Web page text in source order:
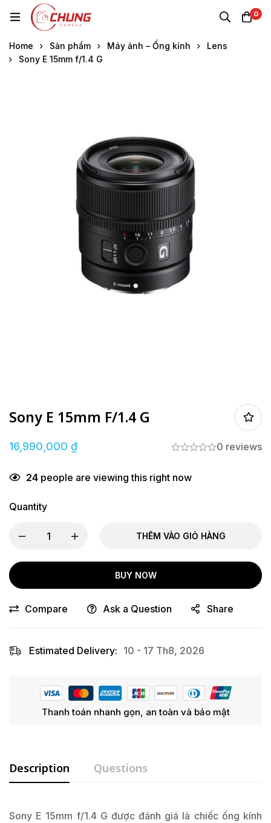
0
Home Sản phẩm Máy ảnh – Ống kính
Lens
Sony E 15mm f/1.4 G
Sony E 15mm F/1.4 G
16,990,000 ₫ 0 reviews
24 people are viewing this right now
Quantity
THÊM VÀO GIỎ HÀNG
BUY NOW
Compare Ask a Question Share
Estimated Delivery: 10 - 17 Th8, 2026
Thanh toán nhanh gọn, an toàn và bảo mật
Description Questions
Sony E 15mm f/1.4 G được đánh giá là chiếc ống kính